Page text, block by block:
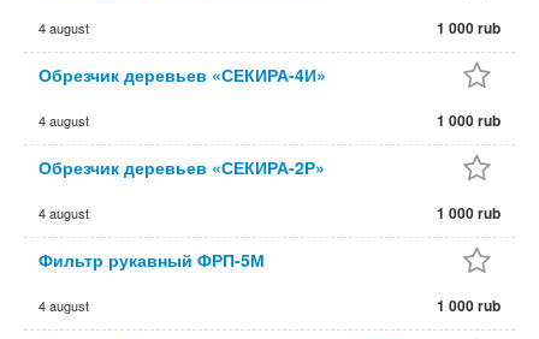
4 august 1 000 rub
Обрезчик деревьев «СЕКИРА-4И»
4 august 1 000 rub
Обрезчик деревьев «СЕКИРА-2Р»
4 august 1 000 rub
Фильтр рукавный ФРП-5М
4 august 1 000 rub